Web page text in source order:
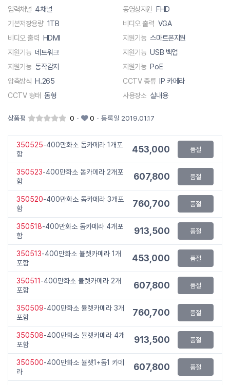
입력채널 4채널 동영상지원 FHD
기본저장용량 1TB 비디오 출력 VGA
비디오 출력 HDMI 지원기능 스마트폰지원
지원기능 네트워크 지원기능 USB 백업
지원기능 동작감지 지원기능 PoE
압축방식 H.265 CCTV 종류 IP 카메라
CCTV 형태 돔형 사용장소 실내용
상품평 0 · 0 · 등록일 2019.01.17
350525-400만화소 돔카메라 1개포
함
453,000 품절
350523-400만화소 돔카메라 2개포
함
607,800 품절
350520-400만화소 돔카메라 3개포
함
760,700 품절
350518-400만화소 돔카메라 4개포
함
913,500 품절
350513-400만화소 뷸렛카메라 1개
포함
453,000 품절
350511 -400만화소 뷸렛카메라 2개
포함
607,800 품절
350509-400만화소 뷸렛카메라 3개
포함
760,700 품절
350508-400만화소 뷸렛카메라 4개
포함
913,500 품절
350500-400만화소 뷸렛1+돔1 카메
라
607,800 품절